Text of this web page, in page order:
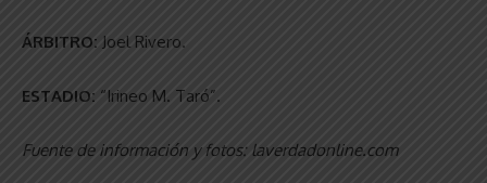
ÁRBITRO: Joel Rivero.
ESTADIO: “Irineo M. Taró”.
Fuente de información y fotos: laverdadonline.com